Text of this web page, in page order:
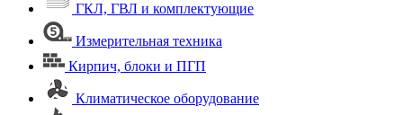
ГКЛ, ГВЛ и комплектующие
Измерительная техника
Кирпич, блоки и ПГП
Климатическое оборудование